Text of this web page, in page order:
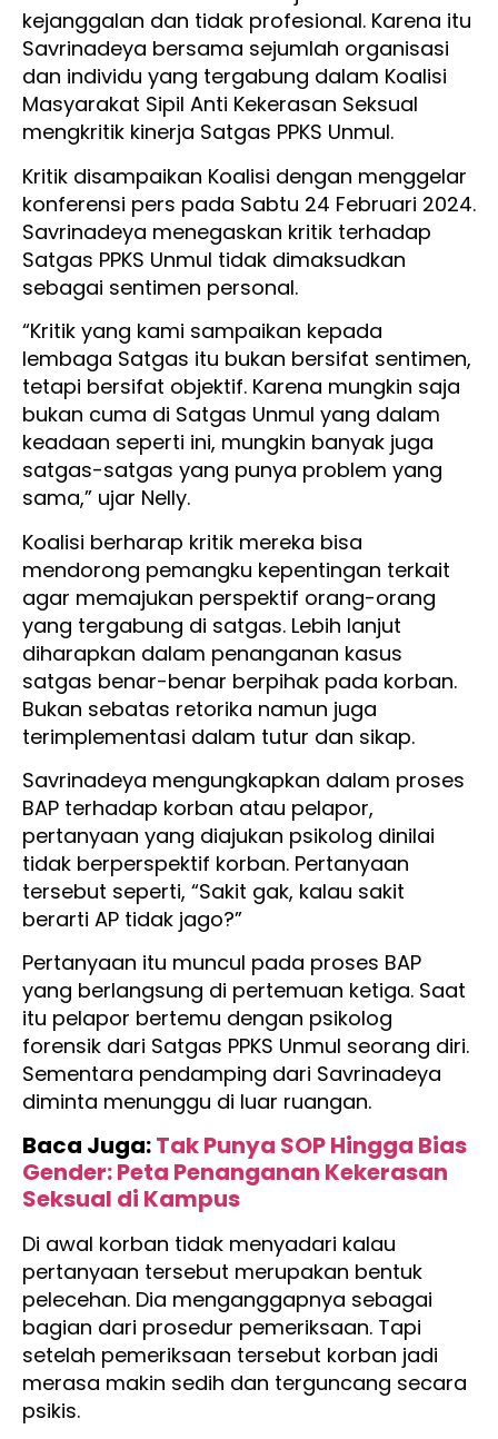
kejanggalan dan tidak profesional. Karena itu
Savrinadeya bersama sejumlah organisasi
dan individu yang tergabung dalam Koalisi
Masyarakat Sipil Anti Kekerasan Seksual
mengkritik kinerja Satgas PPKS Unmul.
Kritik disampaikan Koalisi dengan menggelar
konferensi pers pada Sabtu 24 Februari 2024.
Savrinadeya menegaskan kritik terhadap
Satgas PPKS Unmul tidak dimaksudkan
sebagai sentimen personal.
“Kritik yang kami sampaikan kepada
lembaga Satgas itu bukan bersifat sentimen,
tetapi bersifat objektif. Karena mungkin saja
bukan cuma di Satgas Unmul yang dalam
keadaan seperti ini, mungkin banyak juga
satgas-satgas yang punya problem yang
sama,” ujar Nelly.
Koalisi berharap kritik mereka bisa
mendorong pemangku kepentingan terkait
agar memajukan perspektif orang-orang
yang tergabung di satgas. Lebih lanjut
diharapkan dalam penanganan kasus
satgas benar-benar berpihak pada korban.
Bukan sebatas retorika namun juga
terimplementasi dalam tutur dan sikap.
Savrinadeya mengungkapkan dalam proses
BAP terhadap korban atau pelapor,
pertanyaan yang diajukan psikolog dinilai
tidak berperspektif korban. Pertanyaan
tersebut seperti, “Sakit gak, kalau sakit
berarti AP tidak jago?”
Pertanyaan itu muncul pada proses BAP
yang berlangsung di pertemuan ketiga. Saat
itu pelapor bertemu dengan psikolog
forensik dari Satgas PPKS Unmul seorang diri.
Sementara pendamping dari Savrinadeya
diminta menunggu di luar ruangan.
Baca Juga:Tak Punya SOP Hingga Bias
Gender: Peta Penanganan Kekerasan
Seksual di Kampus
Di awal korban tidak menyadari kalau
pertanyaan tersebut merupakan bentuk
pelecehan. Dia menganggapnya sebagai
bagian dari prosedur pemeriksaan. Tapi
setelah pemeriksaan tersebut korban jadi
merasa makin sedih dan terguncang secara
psikis.